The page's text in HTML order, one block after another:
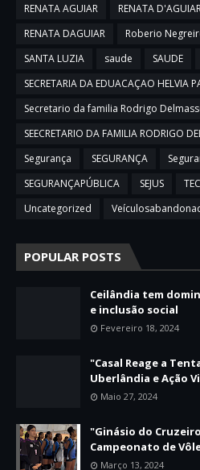
RENATA AGUIAR
RENATA
RENATA DAGUIAR
Roberio
SANTA LUZIA
saude SAUDE
SECRETARIA DA EDUACAÇAO HELVIA
Secretario da familia Rodrigo
SEECRETARIO DA FAMILIA RODRIGO
Segurança
SEGURANÇA
SEGURANÇAPÚBLICA
SEJUS
Uncategorized
POPULAR POSTS
Ceilândia tem
e inclusão social
Fevereiro 18, 2024
"Casal Reage a
Uberlândia e Ação
Maio 27, 2024
"Ginásio do
Campeonato de
Março 13, 2024